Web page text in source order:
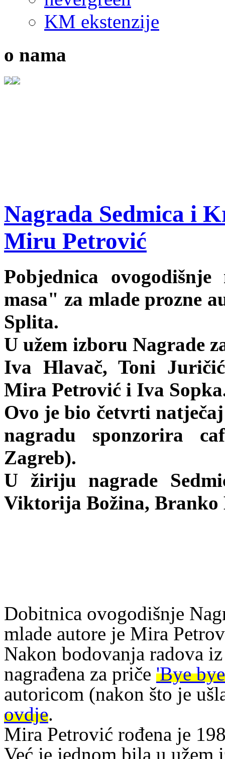
KM ekstenzije
o nama
Nagrada Sedmica i
Miru Petrović
Pobjednica
masa" za mlade prozne
Splita.
U užem izboru Nagrade
Iva Hlavač, Toni
Mira Petrović i Iva
Ovo je bio četvrti
nagradu sponzorira
Zagreb).
U žiriju nagrade
Viktorija Božina, Branko
Dobitnica ovogodišnje
mlade autore je Mira
Nakon bodovanja radova
nagrađena za priče 'Bye
autoricom (nakon što je
ovdje.
Mira Petrović rođena je
Već je jednom bila u užem